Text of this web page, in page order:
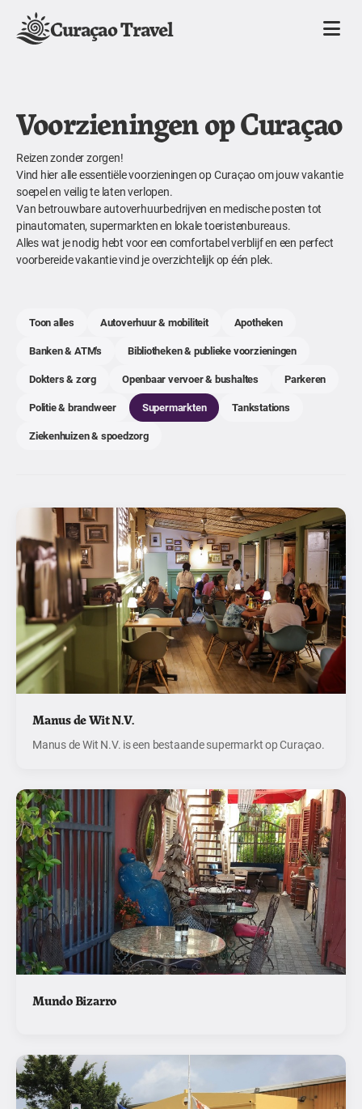
Curaçao Travel
Voorzieningen op Curaçao
Reizen zonder zorgen!
Vind hier alle essentiële voorzieningen op Curaçao om jouw vakantie
soepel en veilig te laten verlopen.
Van betrouwbare autoverhuurbedrijven en medische posten tot
pinautomaten, supermarkten en lokale toeristenbureaus.
Alles wat je nodig hebt voor een comfortabel verblijf en een perfect
voorbereide vakantie vind je overzichtelijk op één plek.
Toon alles Autoverhuur & mobiliteit
Apotheken
Banken & ATM's
Bibliotheken & publieke voorzieningen
Dokters & zorg
Openbaar vervoer & bushaltes
Parkeren
Politie & brandweer
Supermarkten
Tankstations
Ziekenhuizen & spoedzorg
Manus de Wit N.V.
Manus de Wit N.V. is een bestaande supermarkt op Curaçao.
Mundo Bizarro